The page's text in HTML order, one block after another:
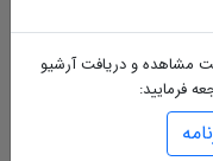
مشاهده و دریافت آرشیو
فرمایید: